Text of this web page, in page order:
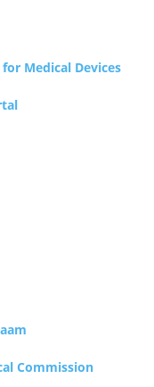
Medical Devices
Commission